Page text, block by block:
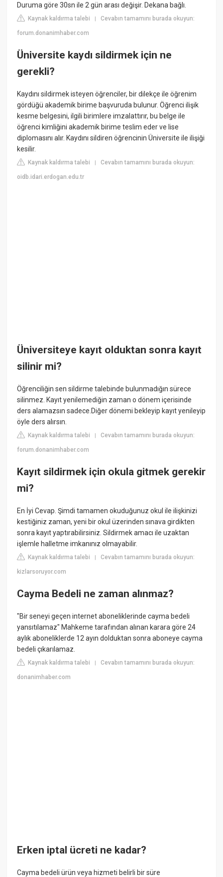
Duruma göre 30sn ile 2 gün arası değişir. Dekana bağlı.
Kaynak kaldırma talebi |Cevabın tamamını burada okuyun:
forum.donanimhaber.com
Üniversite kaydı sildirmek için ne
gerekli?
Kaydını sildirmek isteyen öğrenciler, bir dilekçe ile öğrenim
gördüğü akademik birime başvuruda bulunur. Öğrenci ilişik
kesme belgesini, ilgili birimlere imzalattırır, bu belge ile
öğrenci kimliğini akademik birime teslim eder ve lise
diplomasını alır. Kaydını sildiren öğrencinin Üniversite ile ilişiği
kesilir.
Kaynak kaldırma talebi |Cevabın tamamını burada okuyun:
oidb.idari.erdogan.edu.tr
Üniversiteye kayıt olduktan sonra kayıt
silinir mi?
Öğrenciliğin sen sildirme talebinde bulunmadığın sürece
silinmez. Kayıt yenilemediğin zaman o dönem içerisinde
ders alamazsın sadece.Diğer dönemi bekleyip kayıt yenileyip
öyle ders alırsın.
Kaynak kaldırma talebi |Cevabın tamamını burada okuyun:
forum.donanimhaber.com
Kayıt sildirmek için okula gitmek gerekir
mi?
En İyi Cevap. Şimdi tamamen okuduğunuz okul ile ilişkinizi
kestiğiniz zaman, yeni bir okul üzerinden sınava girdikten
sonra kayıt yaptırabilirsiniz. Sildirmek amacı ile uzaktan
işlemle halletme imkanınız olmayabilir.
Kaynak kaldırma talebi |Cevabın tamamını burada okuyun:
kizlarsoruyor.com
Cayma Bedeli ne zaman alınmaz?
"Bir seneyi geçen internet aboneliklerinde cayma bedeli
yansıtılamaz" Mahkeme tarafından alınan karara göre 24
aylık aboneliklerde 12 ayın dolduktan sonra aboneye cayma
bedeli çıkarılamaz.
Kaynak kaldırma talebi |Cevabın tamamını burada okuyun:
donanimhaber.com
Erken iptal ücreti ne kadar?
Cayma bedeli ürün veya hizmeti belirli bir süre